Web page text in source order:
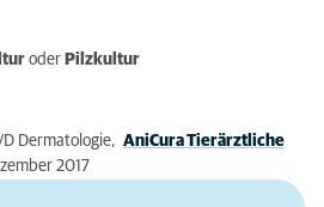
oder Pilzkultur
Dermatologie, AniCura Tierärztliche
2017